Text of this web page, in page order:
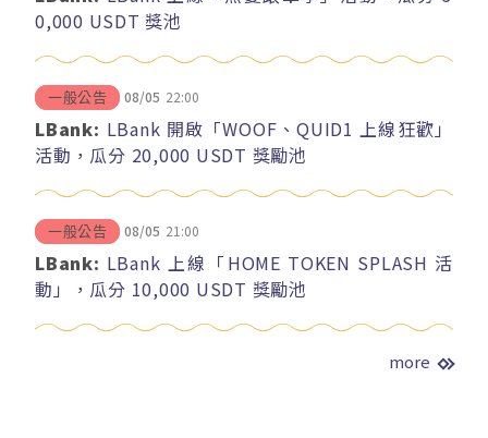
0,000 USDT 獎池
一般公告 08/05 22:00
LBank: LBank 開啟「WOOF、QUID1 上線狂歡」
活動，瓜分 20,000 USDT 獎勵池
一般公告 08/05 21:00
LBank: LBank 上線「HOME TOKEN SPLASH 活
動」，瓜分 10,000 USDT 獎勵池
more